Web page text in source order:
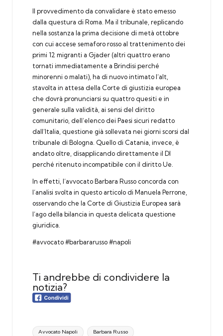
Il provvedimento da convalidare è stato emesso
dalla questura di Roma. Ma il tribunale, replicando
nella sostanza la prima decisione di metà ottobre
con cui accese semaforo rosso al trattenimento dei
primi 12 migranti a Gjader (altri quattro erano
tornati immediatamente a Brindisi perché
minorenni o malati), ha di nuovo intimato l’alt,
stavolta in attesa della Corte di giustizia europea
che dovrà pronunciarsi su quattro quesiti e in
generale sulla validità, ai sensi del diritto
comunitario, dell’elenco dei Paesi sicuri redatto
dall’Italia, questione già sollevata nei giorni scorsi dal
tribunale di Bologna. Quello di Catania, invece, è
andato oltre, disapplicando direttamente il Dl
perché ritenuto incompatibile con il diritto Ue.
In effetti, l’avvocato Barbara Russo concorda con
l’analisi svolta in questo articolo di Manuela Perrone,
osservando che la Corte di Giustizia Europea sarà
l’ago della bilancia in questa delicata questione
giuridica.
#avvocato #barbararusso #napoli
Ti andrebbe di condividere la
notizia?
Tags:
Avvocato Napoli Barbara Russo